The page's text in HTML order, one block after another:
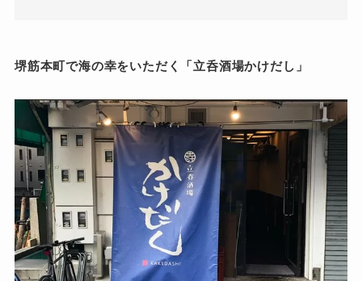
堺筋本町で海の幸をいただく「立呑酒場かけだし」